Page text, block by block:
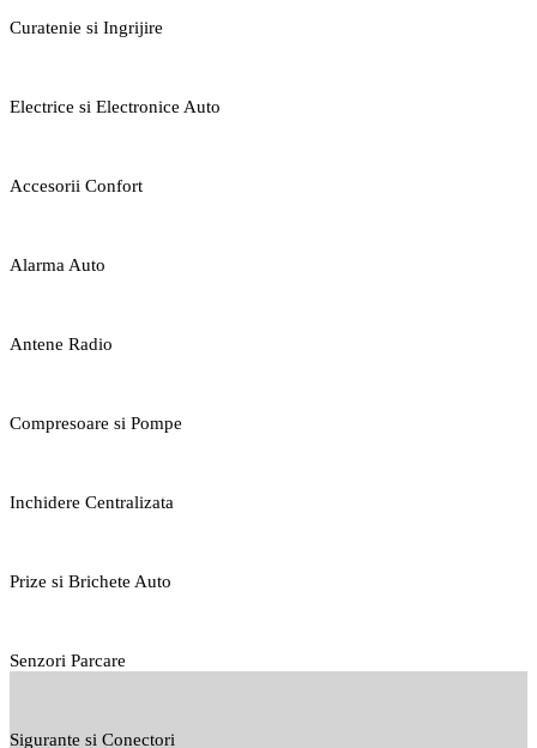
Curatenie si Ingrijire
Electrice si Electronice Auto
Accesorii Confort
Alarma Auto
Antene Radio
Compresoare si Pompe
Inchidere Centralizata
Prize si Brichete Auto
Senzori Parcare
Sigurante si Conectori